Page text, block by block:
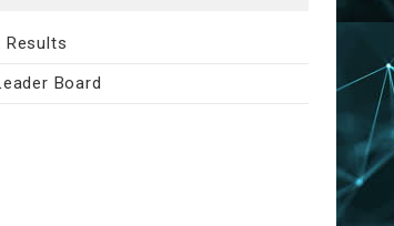
Results
Board